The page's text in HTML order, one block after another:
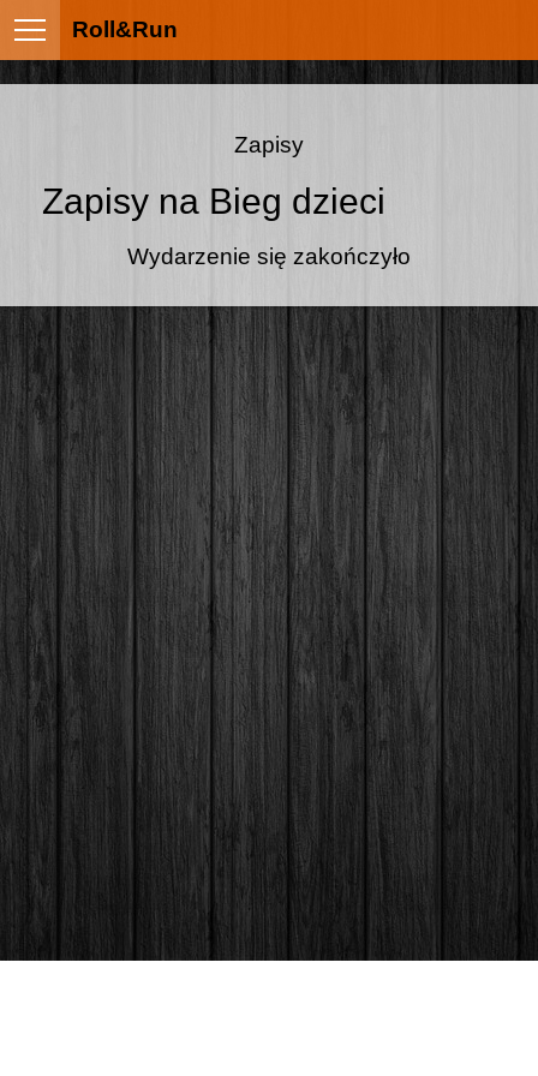
Roll&Run
Zapisy
Zapisy na Bieg dzieci
Wydarzenie się zakończyło